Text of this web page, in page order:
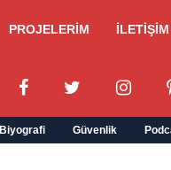
PROJELERİM İLETİŞİM
Biyografi Güvenlik